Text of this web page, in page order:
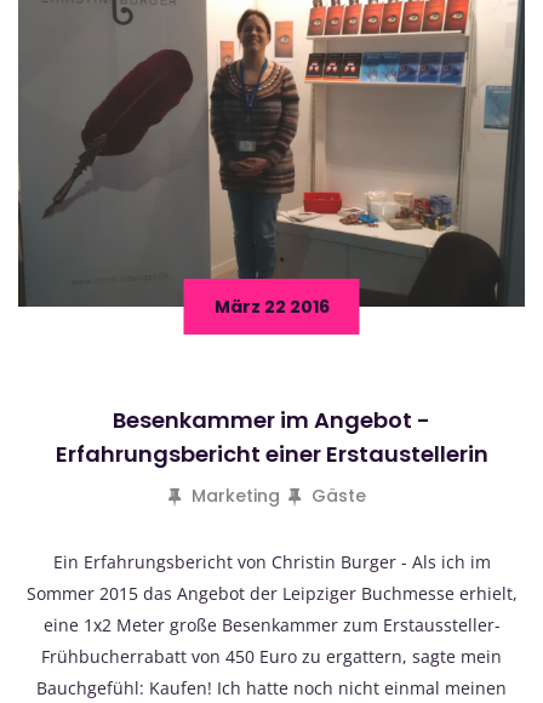
März 22 2016
Besenkammer im Angebot -
Erfahrungsbericht einer Erstaustellerin
Marketing Gäste
Ein Erfahrungsbericht von Christin Burger - Als ich im
Sommer 2015 das Angebot der Leipziger Buchmesse erhielt,
eine 1x2 Meter große Besenkammer zum Erstaussteller-
Frühbucherrabatt von 450 Euro zu ergattern, sagte mein
Bauchgefühl: Kaufen! Ich hatte noch nicht einmal meinen